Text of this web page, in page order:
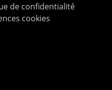
de confidentialité
cookies